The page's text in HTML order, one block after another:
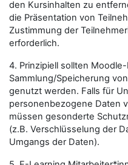
den Kursinhalten zu
die Präsentation von
Zustimmung der
erforderlich.
4. Prinzipiell sollten
Sammlung/Speicherung
genutzt werden. Falls für
personenbezogene Daten
müssen gesonderte
(z.B. Verschlüsselung der
Umgangs der Daten).